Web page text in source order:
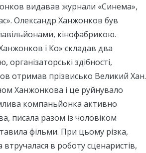
видавав журнали «Синема»,
Олександр Ханжонков був
кінофабрикою.
і Ко» складав два
організаторські здібності,
отримав прізвисько Великий Хан.
Ханжонкова і це руйнувало
компаньйонка активно
писала разом із чоловіком
фільми. При цьому різка,
в роботу сценаристів,